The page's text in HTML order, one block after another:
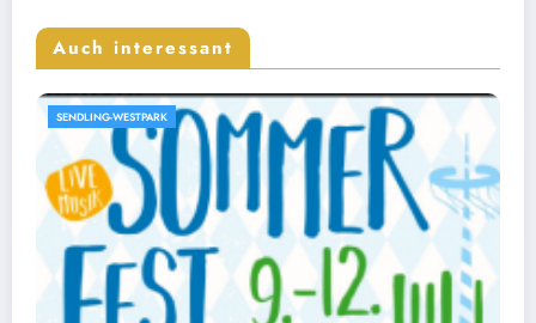
Auch interessant
GÄRTNERPLATZ-THEATER